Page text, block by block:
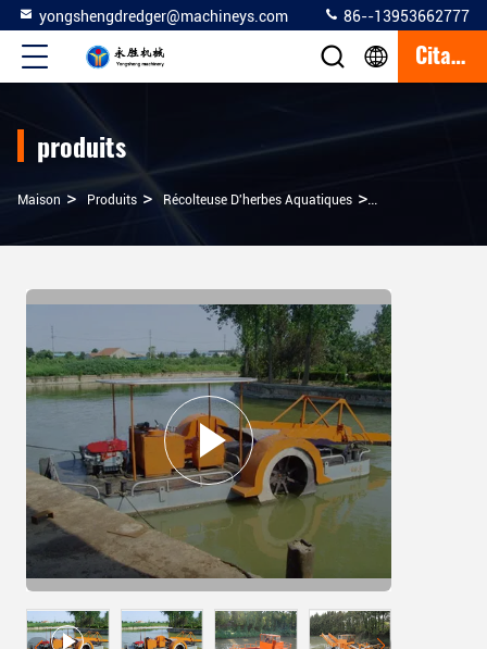
yongshengdredger@machineys.com 86--13953662777
Citation
produits
Maison > Produits > Récolteuse D'herbes Aquatiques >